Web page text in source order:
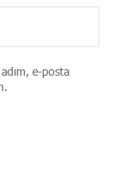
e-posta